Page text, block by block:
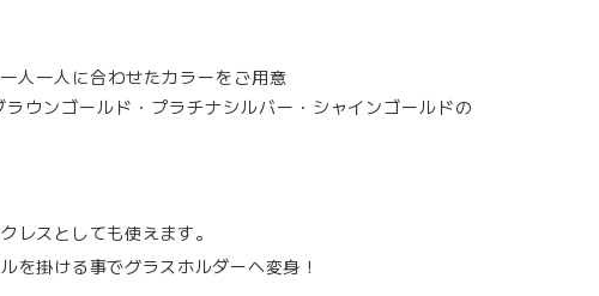
人一人に合わせたカラーをご用意
ウンゴールド・プラチナシルバー・シャインゴールドの
レスとしても使えます。
を掛ける事でグラスホルダーへ変身！